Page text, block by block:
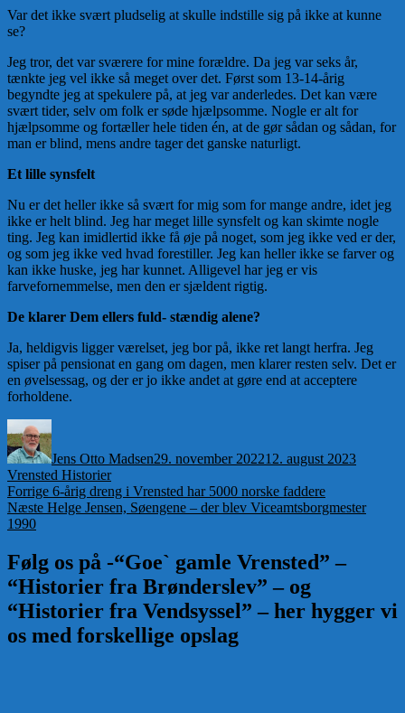
Var det ikke svært pludselig at skulle indstille sig på ikke at kunne
se?
Jeg tror, det var sværere for mine forældre. Da jeg var seks år,
tænkte jeg vel ikke så meget over det. Først som 13-14-årig
begyndte jeg at spekulere på, at jeg var anderledes. Det kan være
svært tider, selv om folk er søde hjælpsomme. Nogle er alt for
hjælpsomme og fortæller hele tiden én, at de gør sådan og sådan, for
man er blind, mens andre tager det ganske naturligt.
Et lille synsfelt
Nu er det heller ikke så svært for mig som for mange andre, idet jeg
ikke er helt blind. Jeg har meget lille synsfelt og kan skimte nogle
ting. Jeg kan imidlertid ikke få øje på noget, som jeg ikke ved er der,
og som jeg ikke ved hvad forestiller. Jeg kan heller ikke se farver og
kan ikke huske, jeg har kunnet. Alligevel har jeg er vis
farvefornemmelse, men den er sjældent rigtig.
De klarer Dem ellers fuld- stændig alene?
Ja, heldigvis ligger værelset, jeg bor på, ikke ret langt herfra. Jeg
spiser på pensionat en gang om dagen, men klarer resten selv. Det er
en øvelsessag, og der er jo ikke andet at gøre end at acceptere
forholdene.
Jens Otto Madsen29. november 202212. august 2023
Vrensted Historier
Indlægsnavigation
Forrige Forrige
indlæg:
6-årig dreng i Vrensted har 5000 norske faddere
Næste Næste
Helge Jensen, Søengene – der blev Viceamtsborgmester
1990
Følg os på -“Goe` gamle Vrensted” –
“Historier fra Brønderslev” – og
“Historier fra Vendsyssel” – her hygger vi
os med forskellige opslag